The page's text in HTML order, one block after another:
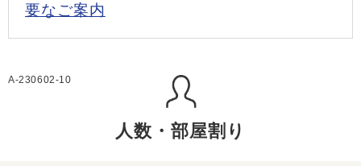
要なご案内
A-230602-10
人数・部屋割り